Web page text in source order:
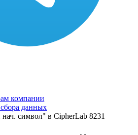
компании
данных
символ" в CipherLab 8231